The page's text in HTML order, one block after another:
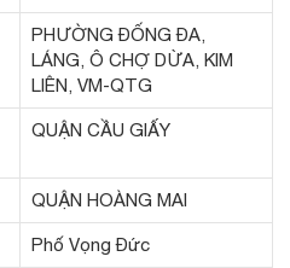
PHƯỜNG ĐỐNG ĐA,
LÁNG, Ô CHỢ DỪA, KIM
LIÊN, VM-QTG
QUẬN CẦU GIẤY
QUẬN HOÀNG MAI
Phố Vọng Đức